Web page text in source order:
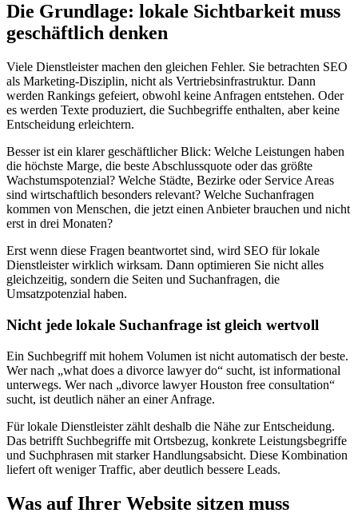
Die Grundlage: lokale Sichtbarkeit muss
geschäftlich denken
Viele Dienstleister machen den gleichen Fehler. Sie betrachten SEO
als Marketing-Disziplin, nicht als Vertriebsinfrastruktur. Dann
werden Rankings gefeiert, obwohl keine Anfragen entstehen. Oder
es werden Texte produziert, die Suchbegriffe enthalten, aber keine
Entscheidung erleichtern.
Besser ist ein klarer geschäftlicher Blick: Welche Leistungen haben
die höchste Marge, die beste Abschlussquote oder das größte
Wachstumspotenzial? Welche Städte, Bezirke oder Service Areas
sind wirtschaftlich besonders relevant? Welche Suchanfragen
kommen von Menschen, die jetzt einen Anbieter brauchen und nicht
erst in drei Monaten?
Erst wenn diese Fragen beantwortet sind, wird SEO für lokale
Dienstleister wirklich wirksam. Dann optimieren Sie nicht alles
gleichzeitig, sondern die Seiten und Suchanfragen, die
Umsatzpotenzial haben.
Nicht jede lokale Suchanfrage ist gleich wertvoll
Ein Suchbegriff mit hohem Volumen ist nicht automatisch der beste.
Wer nach „what does a divorce lawyer do“ sucht, ist informational
unterwegs. Wer nach „divorce lawyer Houston free consultation“
sucht, ist deutlich näher an einer Anfrage.
Für lokale Dienstleister zählt deshalb die Nähe zur Entscheidung.
Das betrifft Suchbegriffe mit Ortsbezug, konkrete Leistungsbegriffe
und Suchphrasen mit starker Handlungsabsicht. Diese Kombination
liefert oft weniger Traffic, aber deutlich bessere Leads.
Was auf Ihrer Website sitzen muss